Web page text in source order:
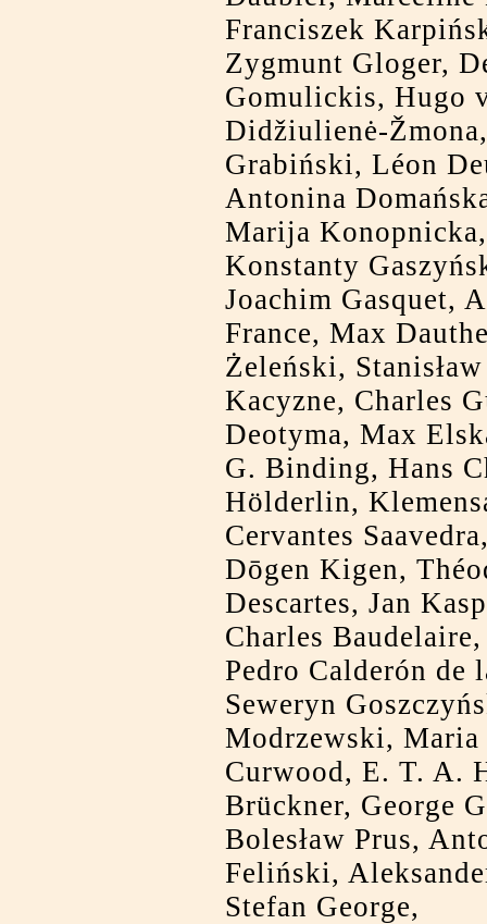
Franciszek
Zygmunt Gloger,
Gomulickis, Hugo
Didžiulienė-
Grabiński, Léon
Antonina
Marija
Konstanty
Joachim Gasquet,
France, Max
Żeleński,
Kacyzne, Charles
Deotyma, Max
G. Binding, Hans
Hölderlin,
Cervantes
Dōgen Kigen,
Descartes, Jan
Charles
Pedro Calderón de
Seweryn
Modrzewski,
Curwood, E. T. A.
Brückner, George
Bolesław Prus,
Feliński,
Stefan George,